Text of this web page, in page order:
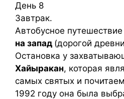
День 8
Завтрак.
Автобусное
на запад (дорогой
Остановка у
Хайыракан, которая
самых святых и
1992 году она была